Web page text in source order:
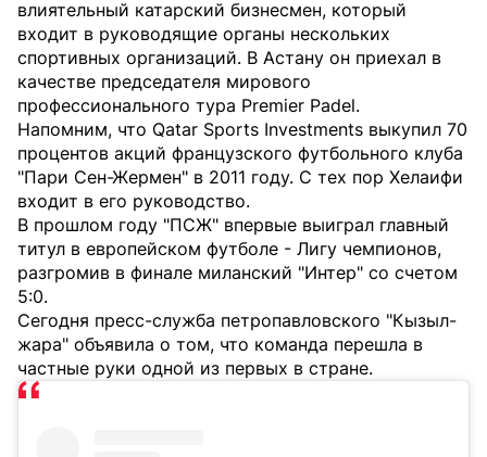
влиятельный катарский бизнесмен, который
входит в руководящие органы нескольких
спортивных организаций. В Астану он приехал в
качестве председателя мирового
профессионального тура Premier Padel.
Напомним, что Qatar Sports Investments выкупил 70
процентов акций французского футбольного клуба
"Пари Сен-Жермен" в 2011 году. С тех пор Хелаифи
входит в его руководство.
В прошлом году "ПСЖ" впервые выиграл главный
титул в европейском футболе - Лигу чемпионов,
разгромив в финале миланский "Интер" со счетом
5:0.
Сегодня пресс-служба петропавловского "Кызыл-
жара" объявила о том, что команда перешла в
частные руки одной из первых в стране.